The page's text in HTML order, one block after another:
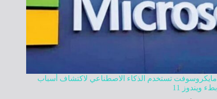
مايكروسوفت تستخدم الذكاء الاصطناعي لاكتشاف أسباب
بطء ويندوز 11